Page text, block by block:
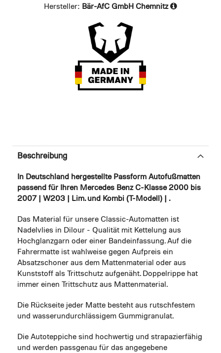
Hersteller: Bär-AfC GmbH Chemnitz
Beschreibung
In Deutschland hergestellte Passform Autofußmatten
passend für Ihren Mercedes Benz C-Klasse 2000 bis
2007 | W203 | Lim. und Kombi (T-Modell) | .
Das Material für unsere Classic-Automatten ist
Nadelvlies in Dilour - Qualität mit Kettelung aus
Hochglanzgarn oder einer Bandeinfassung. Auf die
Fahrermatte ist wahlweise gegen Aufpreis ein
Absatzschoner aus dem Mattenmaterial oder aus
Kunststoff als Trittschutz aufgenäht. Doppelrippe hat
immer einen Trittschutz aus Mattenmaterial.
Die Rückseite jeder Matte besteht aus rutschfestem
und wasserundurchlässigem Gummigranulat.
Die Autoteppiche sind hochwertig und strapazierfähig
und werden passgenau für das angegebene